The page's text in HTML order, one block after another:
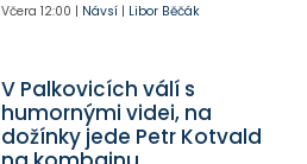
Včera 12:00 | Návsí| Libor Běčák
V Palkovicích válí s
humornými videi, na
dožínky jede Petr Kotvald